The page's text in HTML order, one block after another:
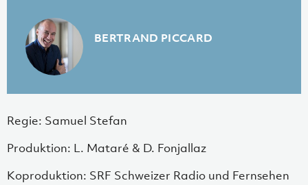
BERTRAND PICCARD
Regie: Samuel Stefan
Produktion: L. Mataré & D. Fonjallaz
Koproduktion: SRF Schweizer Radio und Fernsehen